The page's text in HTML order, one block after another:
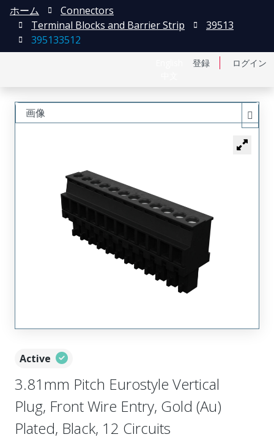
登録 ログイン
ホーム
Connectors
Terminal Blocks and Barrier Strip
39513
395133512
Active
3.81mm Pitch Eurostyle Vertical
Plug, Front Wire Entry, Gold (Au)
Plated, Black, 12 Circuits
画像